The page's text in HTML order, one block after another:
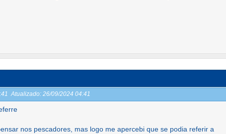
Atualizado: 26/09/2024 04:41
nos pescadores, mas logo me apercebi que se podia referir a